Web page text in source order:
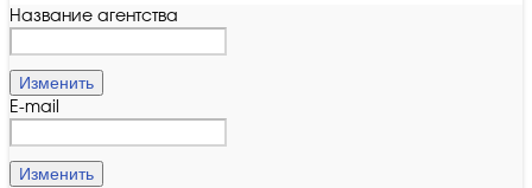
Название агентства
Изменить
E-mail
Изменить